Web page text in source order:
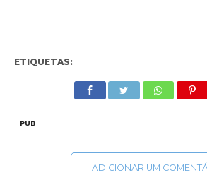
ETIQUETAS:
PUB
ADICIONAR UM